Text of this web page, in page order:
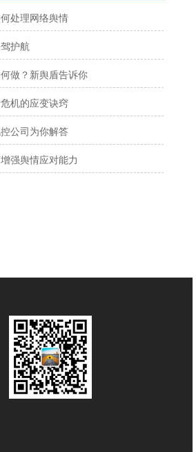
处理网络舆情
护航
做？新舆盾告诉你
机的应变诀窍
公司为你解答
强舆情应对能力